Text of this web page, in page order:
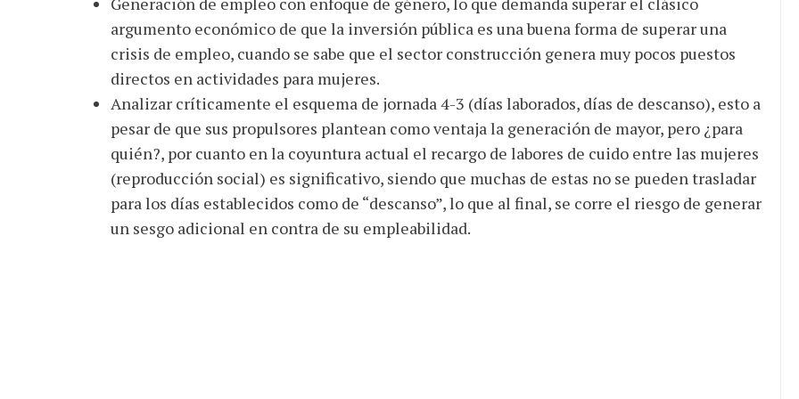
argumento económico de que la inversión pública es una buena forma de superar una
crisis de empleo, cuando se sabe que el sector construcción genera muy pocos puestos
directos en actividades para mujeres.
Analizar críticamente el esquema de jornada 4-3 (días laborados, días de descanso), esto a
pesar de que sus propulsores plantean como ventaja la generación de mayor, pero ¿para
quién?, por cuanto en la coyuntura actual el recargo de labores de cuido entre las mujeres
(reproducción social) es significativo, siendo que muchas de estas no se pueden trasladar
para los días establecidos como de “descanso”, lo que al final, se corre el riesgo de generar
un sesgo adicional en contra de su empleabilidad.